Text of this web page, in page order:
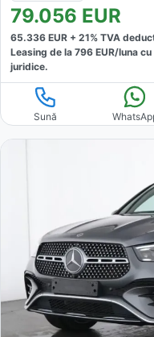
79.056 EUR
65.336 EUR + 21% TVA
Leasing de la 796 EUR/luna cu
juridice.
Sună